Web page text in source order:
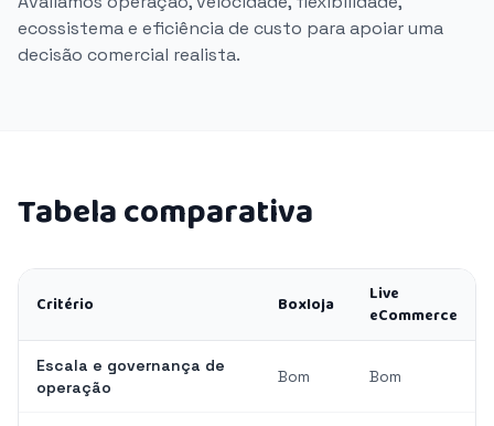
ecossistema e eficiência de custo para apoiar uma
decisão comercial realista.
Tabela comparativa
Critério Boxloja
Live
eCommerce
Escala e governança de
operação
Bom Bom